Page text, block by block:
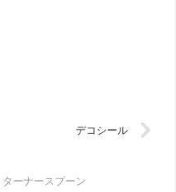
デコシール
ターナースプーン